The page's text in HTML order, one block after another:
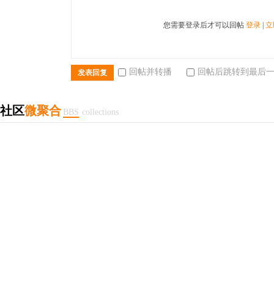
您需要登录后才可以回帖 登录
发表回复 回帖并转播 回帖后跳转到最后
社区微聚合 BBS collections